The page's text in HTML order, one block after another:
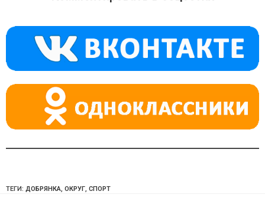
a
ss
ni
ki
m p
p
ТЕГИ: ДОБРЯНКА, ОКРУГ, СПОРТ